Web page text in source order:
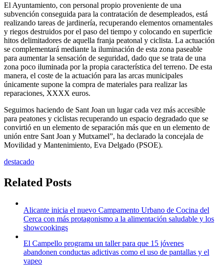
El Ayuntamiento, con personal propio proveniente de una
subvención conseguida para la contratación de desempleados, está
realizando tareas de jardinería, recuperando elementos ornamentales
y riegos destruidos por el paso del tiempo y colocando en superficie
hitos delimitadores de aquella franja peatonal y ciclista. La actuación
se complementará mediante la iluminación de esta zona paseable
para aumentar la sensación de seguridad, dado que se trata de una
zona poco iluminada por la propia característica del terreno. De esta
manera, el coste de la actuación para las arcas municipales
únicamente supone la compra de materiales para realizar las
reparaciones, XXXX euros.
Seguimos haciendo de Sant Joan un lugar cada vez más accesible
para peatones y ciclistas recuperando un espacio degradado que se
convirtió en un elemento de separación más que en un elemento de
unión entre Sant Joan y Mutxamel”, ha declarado la concejala de
Movilidad y Mantenimiento, Eva Delgado (PSOE).
destacado
Related Posts
Alicante inicia el nuevo Campamento Urbano de Cocina del
Cerca con más protagonismo a la alimentación saludable y los
showcookings
El Campello programa un taller para que 15 jóvenes
abandonen conductas adictivas como el uso de pantallas y el
vapeo